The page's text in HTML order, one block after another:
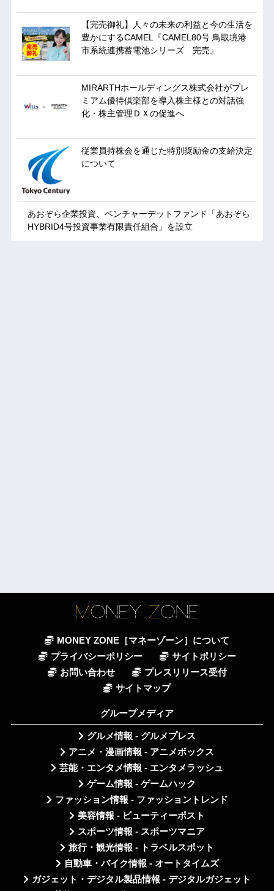
【完売御礼】人々の未来の利益と今の生活を
豊かにするCAMEL『CAMEL80号 鳥取境港
市系統連携蓄電池シリーズ 完売』
MIRARTHホールディングス株式会社がプレ
ミアム優待倶楽部を導入株主様との対話強
化・株主管理ＤＸの促進へ
従業員持株会を通じた特別奨励金の支給決定
について
あおぞら企業投資、ベンチャーデットファンド「あおぞら
HYBRID4号投資事業有限責任組合」を設立
MONEY ZONE［マネーゾーン］について
プライバシーポリシー
サイトポリシー
お問い合わせ
プレスリリース受付
サイトマップ
グループメディア
グルメ情報 - グルメプレス
アニメ・漫画情報 - アニメボックス
芸能・エンタメ情報 - エンタメラッシュ
ゲーム情報 - ゲームハック
ファッション情報 - ファッショントレンド
美容情報 - ビューティーポスト
スポーツ情報 - スポーツマニア
旅行・観光情報 - トラベルスポット
自動車・バイク情報 - オートタイムズ
ガジェット・デジタル製品情報 - デジタルガジェット